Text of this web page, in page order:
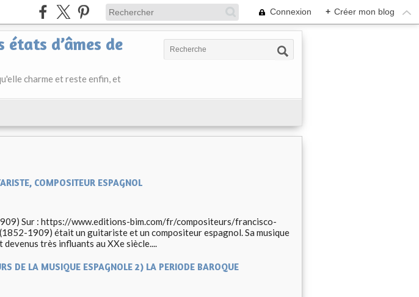
Connexion + Créer mon blog
états d’âmes de
charme et reste enfin, et
COMPOSITEUR ESPAGNOL
Sur : https://www.editions-bim.com/fr/compositeurs/francisco-
1909) était un guitariste et un compositeur espagnol. Sa musique
très influants au XXe siècle....
DE LA MUSIQUE ESPAGNOLE 2) LA PERIODE BAROQUE